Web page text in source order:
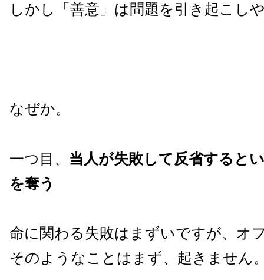
しかし「善意」は問題を引き起こし
なぜか。
一つ目、 当人が失敗して反省すると
を奪う
命に関わる失敗はまずいですが、オ
そのようなことはまず、起きません